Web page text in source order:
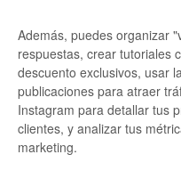
Además, puedes organizar
respuestas, crear tutoriales
descuento exclusivos, usar
publicaciones para atraer
Instagram para detallar tus
clientes, y analizar tus
marketing.